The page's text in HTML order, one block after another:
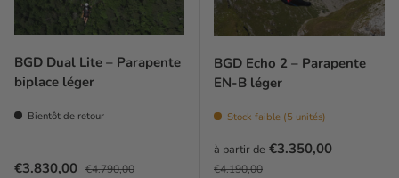
BGD Dual Lite – Parapente
biplace léger
Bientôt de retour
Prix soldé
€3.830,00 Prix habituel
€4.790,00
BGD Echo 2 – Parapente
EN-B léger
Stock faible (5 unités)
Prix soldé
à partir de €3.350,00
Prix habituel
€4.190,00